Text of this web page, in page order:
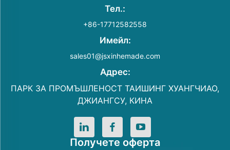
Тел.:
+86-17712582558
Имейл:
sales01@jsxinhemade.com
Адрес:
ПАРК ЗА ПРОМЪШЛЕНОСТ ТАИШИНГ ХУАНГЧИАО,
ДЖИАНГСУ, КИНА
Получете оферта